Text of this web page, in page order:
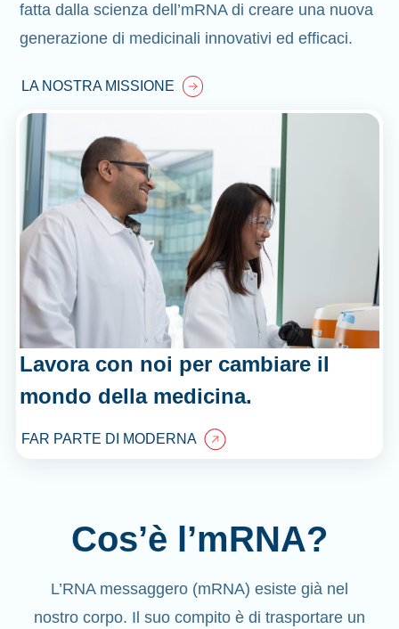
fatta dalla scienza dell’mRNA di creare una nuova
generazione di medicinali innovativi ed efficaci.
LA NOSTRA MISSIONE
Lavora con noi per cambiare il
mondo della medicina.
FAR PARTE DI MODERNA
Cos’è l’mRNA?
L’RNA messaggero (mRNA) esiste già nel
nostro corpo. Il suo compito è di trasportare un